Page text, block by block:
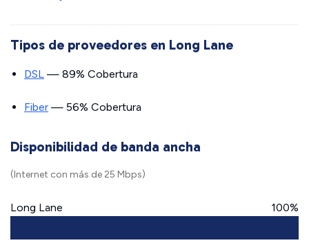
Tipos de proveedores en Long Lane
DSL — 89% Cobertura
Fiber — 56% Cobertura
Disponibilidad de banda ancha
(Internet con más de 25 Mbps)
Long Lane 100%